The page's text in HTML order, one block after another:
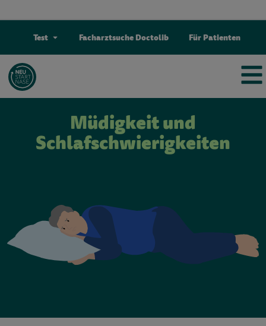
Test Facharztsuche Doctolib Für Patienten
Müdigkeit und
Schlafschwierigkeiten